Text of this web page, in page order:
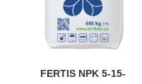
FERTIS NPK 5-15-